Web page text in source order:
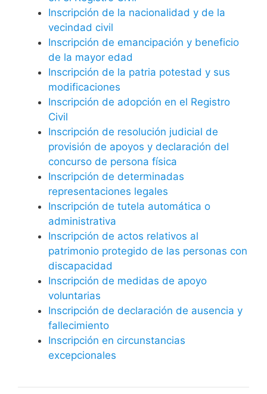
Inscripción de la nacionalidad y de la
vecindad civil
Inscripción de emancipación y beneficio
de la mayor edad
Inscripción de la patria potestad y sus
modificaciones
Inscripción de adopción en el Registro
Civil
Inscripción de resolución judicial de
provisión de apoyos y declaración del
concurso de persona física
Inscripción de determinadas
representaciones legales
Inscripción de tutela automática o
administrativa
Inscripción de actos relativos al
patrimonio protegido de las personas con
discapacidad
Inscripción de medidas de apoyo
voluntarias
Inscripción de declaración de ausencia y
fallecimiento
Inscripción en circunstancias
excepcionales